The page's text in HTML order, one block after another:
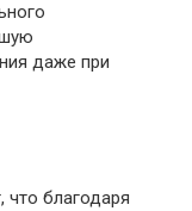
даже при
благодаря